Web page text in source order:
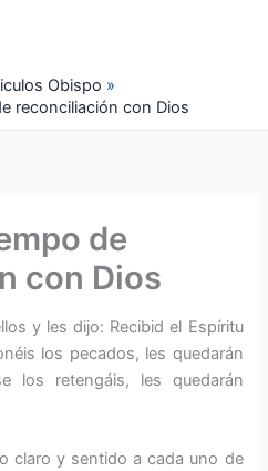
Obispo
reconciliación con Dios
de
con Dios
y les dijo: Recibid el Espíritu
los pecados, les quedarán
los retengáis, les quedarán
claro y sentido a cada uno de